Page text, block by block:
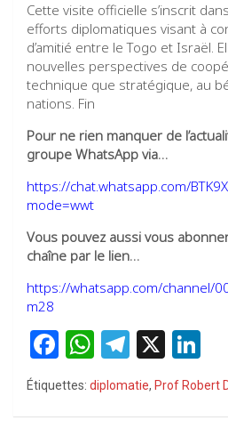
Cette visite officielle s’inscrit
efforts diplomatiques visant à
d’amitié entre le Togo et Israël.
nouvelles perspectives de
technique que stratégique, au
nations. Fin
Pour ne rien manquer de
groupe WhatsApp via…
https://chat.whatsapp.com/
mode=wwt
Vous pouvez aussi vous
chaîne par le lien…
https://whatsapp.com/channel/
m28
F
a
W
h
at
T
el
X
Étiquettes: diplomatie, Prof Robert